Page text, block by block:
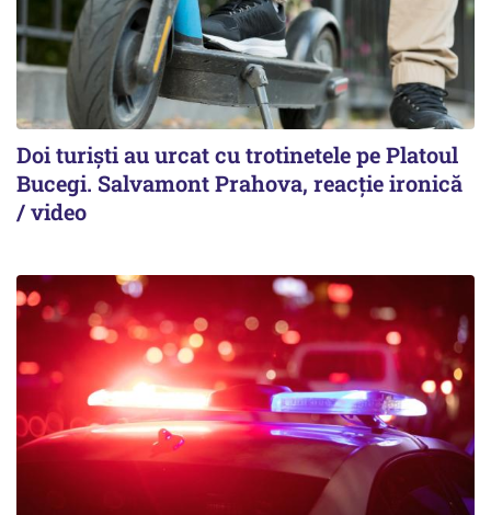
Doi turiști au urcat cu trotinetele pe Platoul
Bucegi. Salvamont Prahova, reacție ironică
/ video